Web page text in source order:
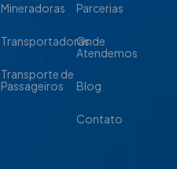
Mineradoras
Transportadoras
Transporte de
Passageiros
Parcerias
Onde
Atendemos
Blog
Contato